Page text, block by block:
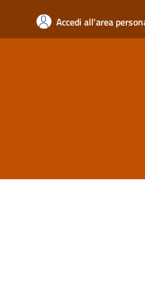
Accedi all'area